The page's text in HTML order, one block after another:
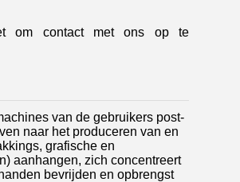
om contact met ons op te
van de gebruikers post-
naar het produceren van en
grafische en
aanhangen, zich concentreert
bevrijden en opbrengst